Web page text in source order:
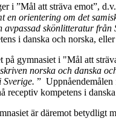
i ”Mål att sträva emot”,
en orientering om det
avpassad skönlitteratur
i danska och norska,
gymnasiet i "Mål att
norska och danska
Sverige. ” Uppnåendemålen
receptiv kompetens i
är däremot betydligt